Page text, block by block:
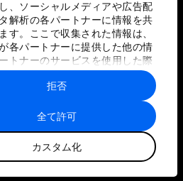
、ソーシャルメディアや広告配
解析の各パートナーに情報を共
す。ここで収集された情報は、
各パートナーに提供した他の情
トナーのサービスを使用した際
た情報と組み合わされ、各パー
って使用されることがありま
全て許可
カスタム化
拒否
ポリシーと利用規約
イトマップ
世界経済フォーラム